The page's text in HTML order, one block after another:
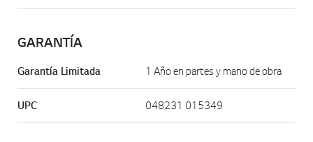
GARANTÍA
Garantía Limitada 1 Año en partes y mano de obra
UPC 048231 015349